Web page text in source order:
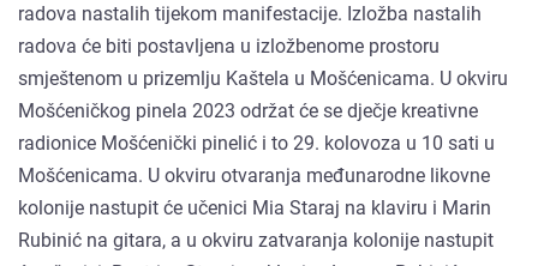
radova nastalih tijekom manifestacije. Izložba nastalih
radova će biti postavljena u izložbenome prostoru
smještenom u prizemlju Kaštela u Mošćenicama. U okviru
Mošćeničkog pinela 2023 održat će se dječje kreativne
radionice Mošćenički pinelić i to 29. kolovoza u 10 sati u
Mošćenicama. U okviru otvaranja međunarodne likovne
kolonije nastupit će učenici Mia Staraj na klaviru i Marin
Rubinić na gitara, a u okviru zatvaranja kolonije nastupit